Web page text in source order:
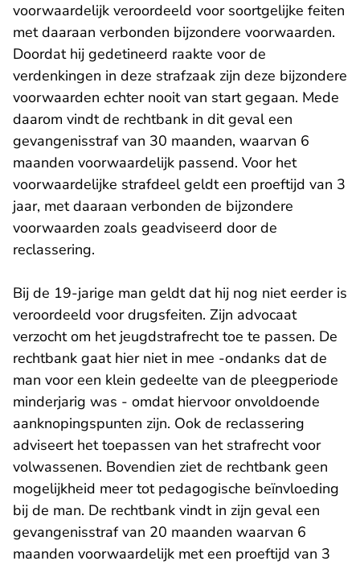
voorwaardelijk veroordeeld voor soortgelijke feiten
met daaraan verbonden bijzondere voorwaarden.
Doordat hij gedetineerd raakte voor de
verdenkingen in deze strafzaak zijn deze bijzondere
voorwaarden echter nooit van start gegaan. Mede
daarom vindt de rechtbank in dit geval een
gevangenisstraf van 30 maanden, waarvan 6
maanden voorwaardelijk passend. Voor het
voorwaardelijke strafdeel geldt een proeftijd van 3
jaar, met daaraan verbonden de bijzondere
voorwaarden zoals geadviseerd door de
reclassering.
Bij de 19-jarige man geldt dat hij nog niet eerder is
veroordeeld voor drugsfeiten. Zijn advocaat
verzocht om het jeugdstrafrecht toe te passen. De
rechtbank gaat hier niet in mee -ondanks dat de
man voor een klein gedeelte van de pleegperiode
minderjarig was - omdat hiervoor onvoldoende
aanknopingspunten zijn. Ook de reclassering
adviseert het toepassen van het strafrecht voor
volwassenen. Bovendien ziet de rechtbank geen
mogelijkheid meer tot pedagogische beïnvloeding
bij de man. De rechtbank vindt in zijn geval een
gevangenisstraf van 20 maanden waarvan 6
maanden voorwaardelijk met een proeftijd van 3